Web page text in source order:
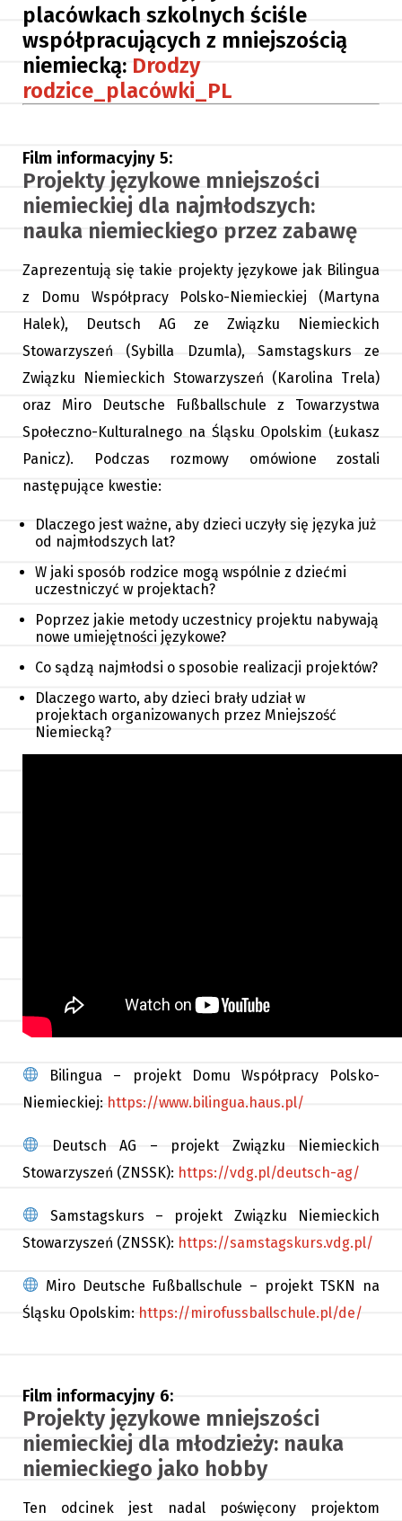
placówkach szkolnych ściśle
współpracujących z mniejszością
niemiecką: Drodzy
rodzice_placówki_PL
Film informacyjny 5:
Projekty językowe mniejszości
niemieckiej dla najmłodszych:
nauka niemieckiego przez zabawę
Zaprezentują się takie projekty językowe jak Bilingua
z Domu Współpracy Polsko-Niemieckiej (Martyna
Halek), Deutsch AG ze Związku Niemieckich
Stowarzyszeń (Sybilla Dzumla), Samstagskurs ze
Związku Niemieckich Stowarzyszeń (Karolina Trela)
oraz Miro Deutsche Fußballschule z Towarzystwa
Społeczno-Kulturalnego na Śląsku Opolskim (Łukasz
Panicz). Podczas rozmowy omówione zostali
następujące kwestie:
Dlaczego jest ważne, aby dzieci uczyły się języka już
od najmłodszych lat?
W jaki sposób rodzice mogą wspólnie z dziećmi
uczestniczyć w projektach?
Poprzez jakie metody uczestnicy projektu nabywają
nowe umiejętności językowe?
Co sądzą najmłodsi o sposobie realizacji projektów?
Dlaczego warto, aby dzieci brały udział w
projektach organizowanych przez Mniejszość
Niemiecką?
Bilingua – projekt Domu Współpracy Polsko-
Niemieckiej: https://www.bilingua.haus.pl/
Deutsch AG – projekt Związku Niemieckich
Stowarzyszeń (ZNSSK): https://vdg.pl/deutsch-ag/
Samstagskurs – projekt Związku Niemieckich
Stowarzyszeń (ZNSSK): https://samstagskurs.vdg.pl/
Miro Deutsche Fußballschule – projekt TSKN na
Śląsku Opolskim: https://mirofussballschule.pl/de/
Film informacyjny 6:
Projekty językowe mniejszości
niemieckiej dla młodzieży: nauka
niemieckiego jako hobby
Ten odcinek jest nadal poświęcony projektom